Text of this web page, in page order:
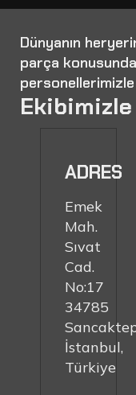
Dünyanın
parça
personellerimizle
ADRES
Emek
Mah.
Sıvat
Cad.
No:17
34785
İstanbul,
Türkiye